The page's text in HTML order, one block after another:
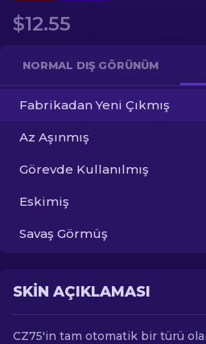
Kasalar
Diğer
$12.55
NORMAL DIŞ GÖRÜNÜM
Fabrikadan Yeni Çıkmış
Az Aşınmış
Görevde Kullanılmış
Eskimiş
Savaş Görmüş
SKIN AÇIKLAMASI
CZ75'in tam otomatik bir türü